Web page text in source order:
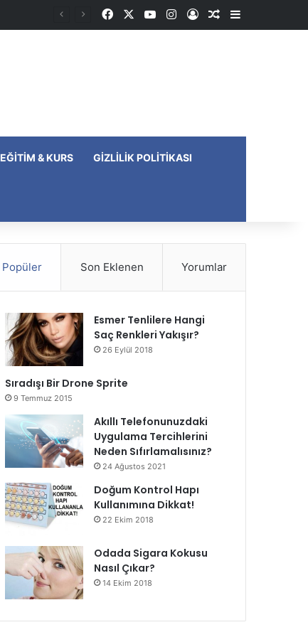
FacebookYouTubeInstagram
Kayıt OlRastgele Makale
Kenar
EĞITIM & KURS GIZLILIK POLITIKASI
Popüler Son Eklenen Yorumlar
Esmer Tenlilere Hangi
Saç Renkleri Yakışır?
26 Eylül 2018
Sıradışı Bir Drone Sprite
9 Temmuz 2015
Akıllı Telefonunuzdaki
Uygulama Tercihlerini
Neden Sıfırlamalısınız?
24 Ağustos 2021
Doğum Kontrol Hapı
Kullanımına Dikkat!
22 Ekim 2018
Odada Sigara Kokusu
Nasıl Çıkar?
14 Ekim 2018